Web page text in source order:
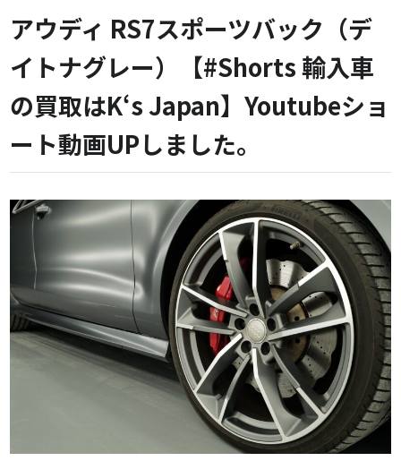
アウディ RS7スポーツバック（デ
イトナグレー）【#Shorts 輸入車
の買取はK‘s Japan】Youtubeショ
ート動画UPしました。